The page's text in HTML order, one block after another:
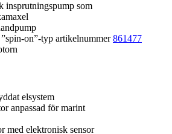
insprutningspump som
on”-typ artikelnummer861477
elsystem
anpassad för marint
med elektronisk sensor